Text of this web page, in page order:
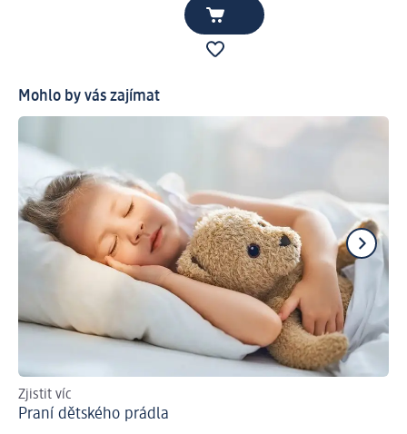
Mohlo by vás zajímat
Zjistit víc
Praní dětského prádla